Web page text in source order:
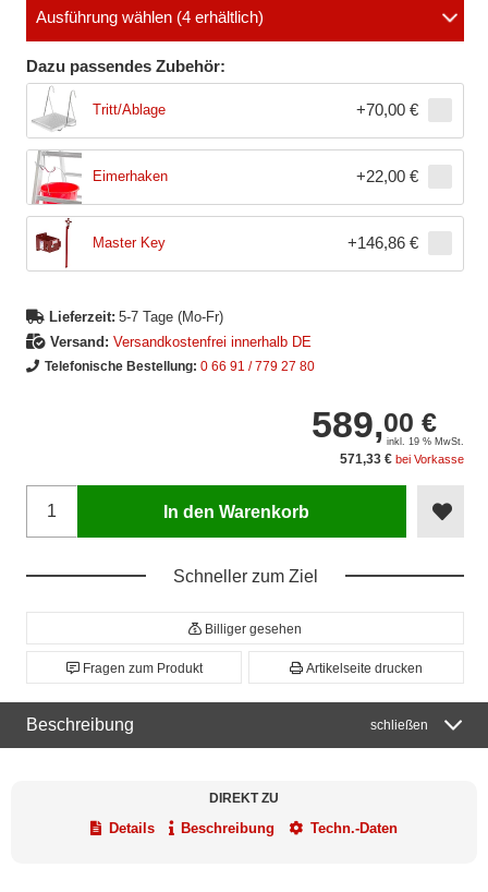
Ausführung wählen (4 erhältlich)
Dazu passendes Zubehör:
Tritt/Ablage +70,00 €
Eimerhaken +22,00 €
Master Key +146,86 €
Lieferzeit: 5-7 Tage (Mo-Fr)
Versand: Versandkostenfrei innerhalb DE
Telefonische Bestellung: 0 66 91 / 779 27 80
589,00 €
inkl. 19 % MwSt.
571,33 € bei Vorkasse
In den Warenkorb
Schneller zum Ziel
Billiger gesehen
Fragen zum Produkt Artikelseite drucken
Beschreibung schließen
DIREKT ZU
Details Beschreibung Techn.-Daten